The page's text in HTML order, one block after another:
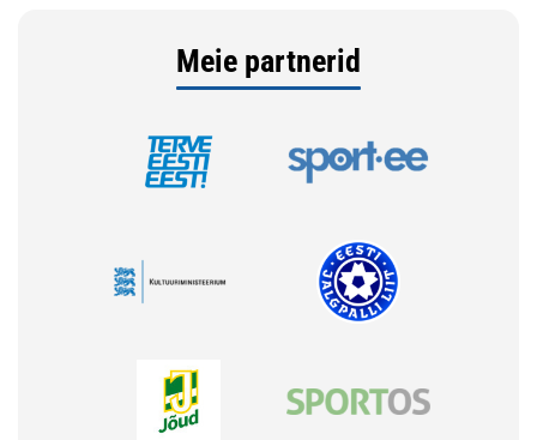
Meie partnerid